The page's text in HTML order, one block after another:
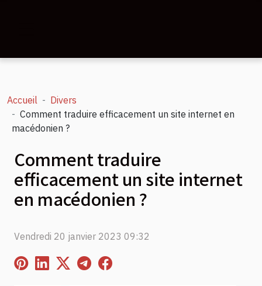
Accueil
Divers
Comment traduire efficacement un site internet en
macédonien ?
Comment traduire
efficacement un site internet
en macédonien ?
Vendredi 20 janvier 2023 09:32